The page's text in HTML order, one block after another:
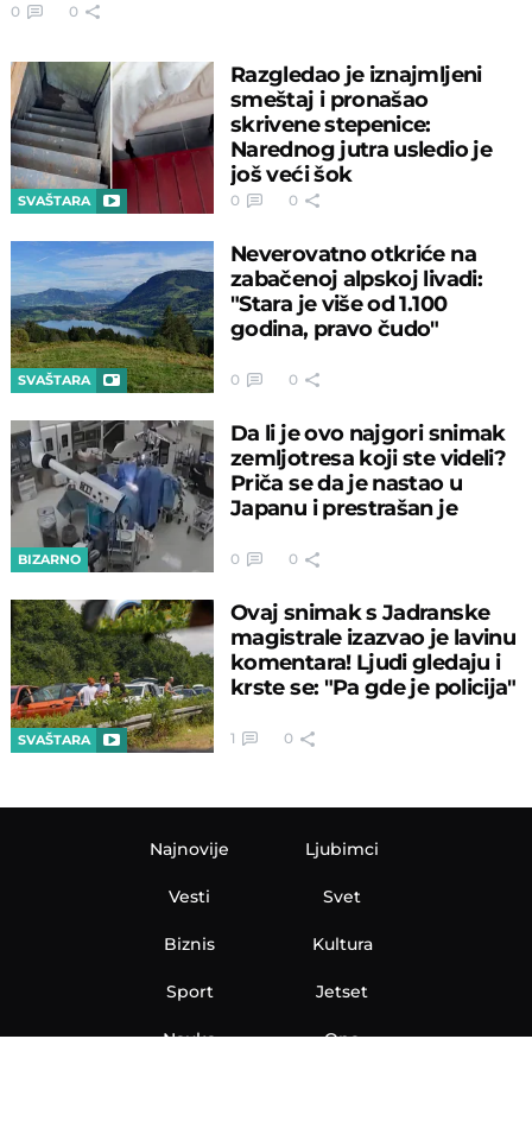
0 0
SVAŠTARA
Razgledao je iznajmljeni
smeštaj i pronašao
skrivene stepenice:
Narednog jutra usledio je
još veći šok
0 0
SVAŠTARA
Neverovatno otkriće na
zabačenoj alpskoj livadi:
"Stara je više od 1.100
godina, pravo čudo"
0 0
BIZARNO
Da li je ovo najgori snimak
zemljotresa koji ste videli?
Priča se da je nastao u
Japanu i prestrašan je
0 0
SVAŠTARA
Ovaj snimak s Jadranske
magistrale izazvao je lavinu
komentara! Ljudi gledaju i
krste se: "Pa gde je policija"
1 0
Najnovije
Vesti
Biznis
Sport
Nauka
Ljubimci
Svet
Kultura
Jetset
Ona